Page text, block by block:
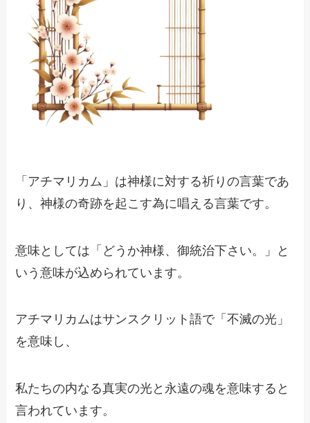
「アチマリカム」は神様に対する祈りの言葉であ
り、神様の奇跡を起こす為に唱える言葉です。
意味としては「どうか神様、御統治下さい。」と
いう意味が込められています。
アチマリカムはサンスクリット語で「不滅の光」
を意味し、
私たちの内なる真実の光と永遠の魂を意味すると
言われています。